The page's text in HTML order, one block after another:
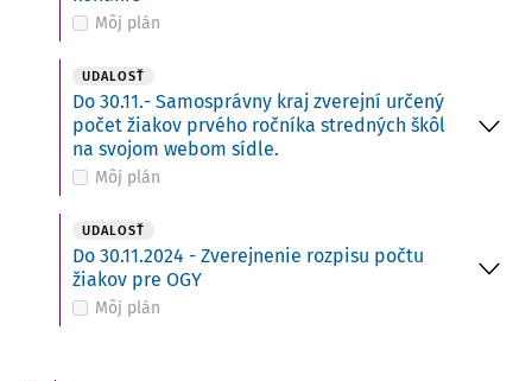
Môj plán
UDALOSŤ
Do 30.11.- Samosprávny kraj zverejní určený
počet žiakov prvého ročníka stredných škôl
na svojom webom sídle.
Môj plán
UDALOSŤ
Do 30.11.2024 - Zverejnenie rozpisu počtu
žiakov pre OGY
Môj plán